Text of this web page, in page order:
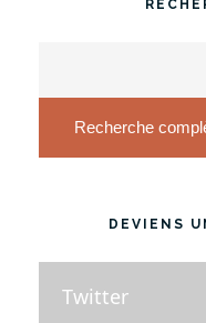
Recherche
DEVIENS
Twitter